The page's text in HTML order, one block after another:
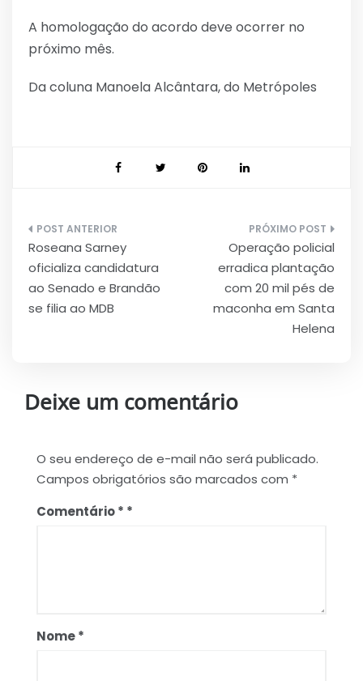
A homologação do acordo deve ocorrer no
próximo mês.
Da coluna Manoela Alcântara, do Metrópoles
Navegação
de
Post
Roseana Sarney
oficializa candidatura
ao Senado e Brandão
se filia ao MDB
Operação policial
erradica plantação
com 20 mil pés de
maconha em Santa
Helena
Deixe um comentário
O seu endereço de e-mail não será publicado.
Campos obrigatórios são marcados com *
Comentário*
Nome*